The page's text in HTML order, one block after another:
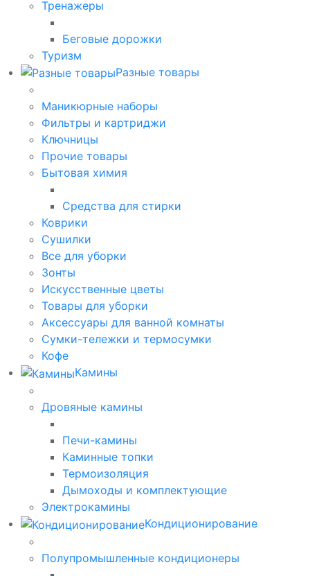
Тренажеры
Беговые дорожки
Туризм
Разные товары
Маникюрные наборы
Фильтры и картриджи
Ключницы
Прочие товары
Бытовая химия
Средства для стирки
Коврики
Сушилки
Все для уборки
Зонты
Искусственные цветы
Товары для уборки
Аксессуары для ванной комнаты
Сумки-тележки и термосумки
Кофе
Камины
Дровяные камины
Печи-камины
Каминные топки
Термоизоляция
Дымоходы и комплектующие
Электрокамины
Кондиционирование
Полупромышленные кондиционеры